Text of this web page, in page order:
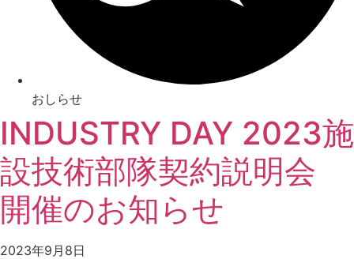
おしらせ
INDUSTRY DAY 2023施
設技術部隊契約説明会
開催のお知らせ
2023年9月8日